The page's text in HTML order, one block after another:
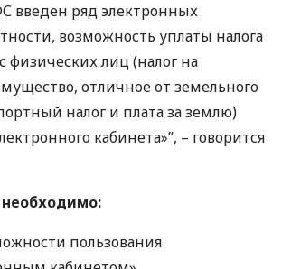
введен ряд электронных
возможность уплаты налога
физических лиц (налог на
отличное от земельного
налог и плата за землю)
кабинета»”, – говорится
необходимо:
пользования